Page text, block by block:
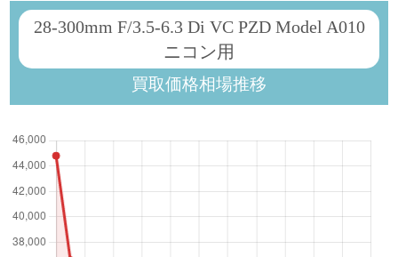
28-300mm F/3.5-6.3 Di VC PZD Model A010
ニコン用
買取価格相場推移